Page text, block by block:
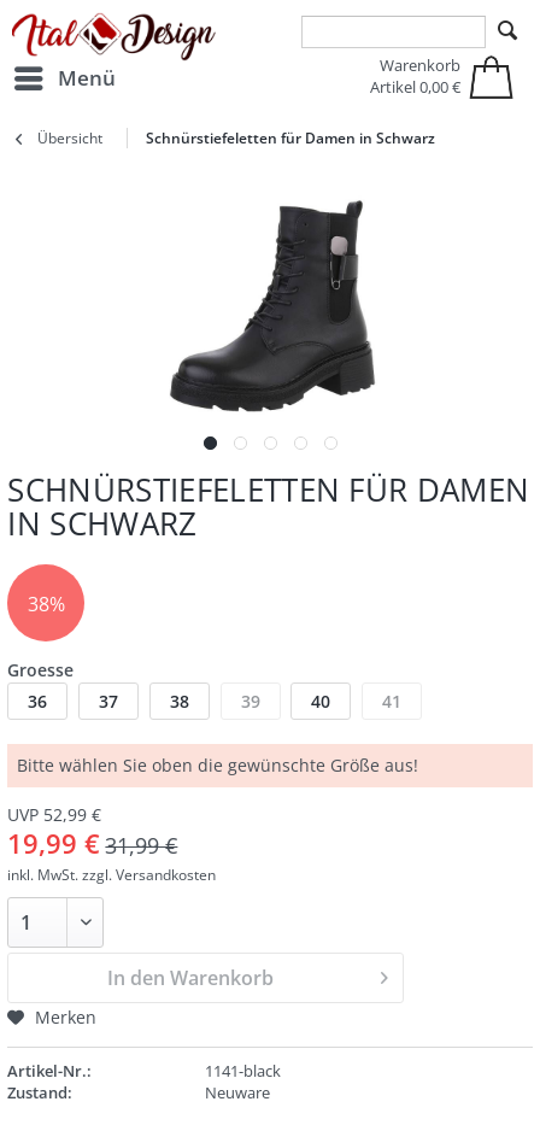
Zur Hauptnavigation springen Zum Hauptinhalt springen
Menü
Warenkorb
Artikel0,00 €
Übersicht Schnürstiefeletten für Damen in Schwarz
SCHNÜRSTIEFELETTEN FÜR DAMEN
IN SCHWARZ
38%
Groesse
36
37 38 39 40 41
Bitte wählen Sie oben die gewünschte Größe aus!
UVP 52,99 €
19,99 € 31,99 €
inkl. MwSt.zzgl. Versandkosten
In den Warenkorb
Merken
Artikel-Nr.:
1141-black
Zustand:
Neuware